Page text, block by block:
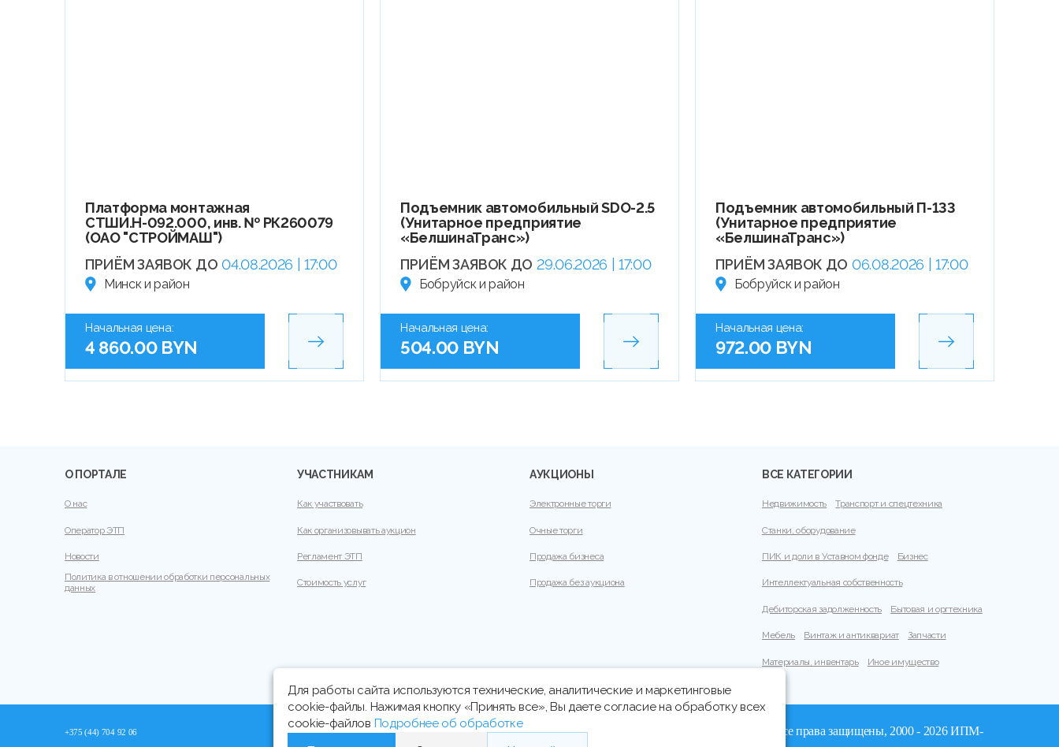
Платформа монтажная
СТШИ.Н-092.000, инв. № РК260079
(ОАО "СТРОЙМАШ")
ПРИЁМ ЗАЯВОК ДО 04.08.2026 | 17:00
Минск и район
Начальная цена:
4 860.00 BYN
Подъемник автомобильный SDO-2.5
(Унитарное предприятие
«БелшинаТранс»)
ПРИЁМ ЗАЯВОК ДО 29.06.2026 | 17:00
Бобруйск и район
Начальная цена:
504.00 BYN
Подъемник автомобильный П-133
(Унитарное предприятие
«БелшинаТранс»)
ПРИЁМ ЗАЯВОК ДО 06.08.2026 | 17:00
Бобруйск и район
Начальная цена:
972.00 BYN
О ПОРТАЛЕ
О нас
Оператор ЭТП
Новости
Политика в отношении обработки персональных
данных
УЧАСТНИКАМ
Как участвовать
Как организовывать аукцион
Регламент ЭТП
Стоимость услуг
АУКЦИОНЫ
Электронные торги
Очные торги
Продажа бизнеса
Продажа без аукциона
ВСЕ КАТЕГОРИИ
Недвижимость Транспорт и спецтехника
Станки, оборудование
ПИК и доли в Уставном фонде Бизнес
Интеллектуальная собственность
Дебиторская задолженность Бытовая и оргтехника
Мебель Винтаж и антиквариат Запчасти
Материалы, инвентарь Иное имущество
+375 (44) 704 92 06 +375 (17) 373 21 33
© Все права защищены, 2000 - 2026 ИПМ-
Для работы сайта используются технические, аналитические и маркетинговые
cookie-файлы. Нажимая кнопку «Принять все», Вы даете согласие на обработку всех
cookie-файлов Подробнее об обработке